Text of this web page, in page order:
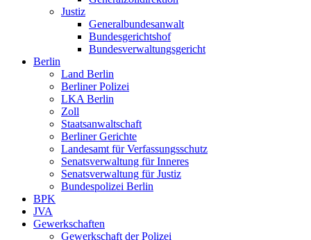
Justiz
Generalbundesanwalt
Bundesgerichtshof
Bundesverwaltungsgericht
Berlin
Land Berlin
Berliner Polizei
LKA Berlin
Zoll
Staatsanwaltschaft
Berliner Gerichte
Landesamt für Verfassungsschutz
Senatsverwaltung für Inneres
Senatsverwaltung für Justiz
Bundespolizei Berlin
BPK
JVA
Gewerkschaften
Gewerkschaft der Polizei